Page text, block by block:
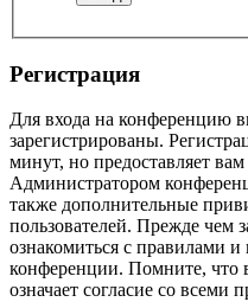
Регистрация
Для входа на конференцию
зарегистрированы.
минут, но предоставляет
Администратором
также дополнительные
пользователей. Прежде чем
ознакомиться с правилами
конференции. Помните, что
означает согласие со всеми